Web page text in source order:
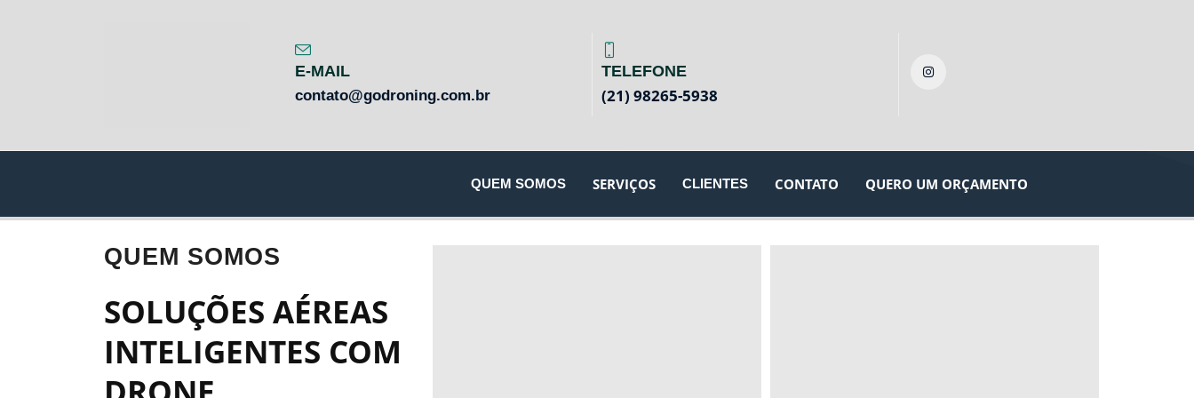
E-MAIL
contato@godroning.com.br
TELEFONE
(21) 98265-5938
QUEM SOMOS SERVIÇOS CLIENTES CONTATO QUERO UM ORÇAMENTO
QUEM SOMOS
SOLUÇÕES AÉREAS
INTELIGENTES COM